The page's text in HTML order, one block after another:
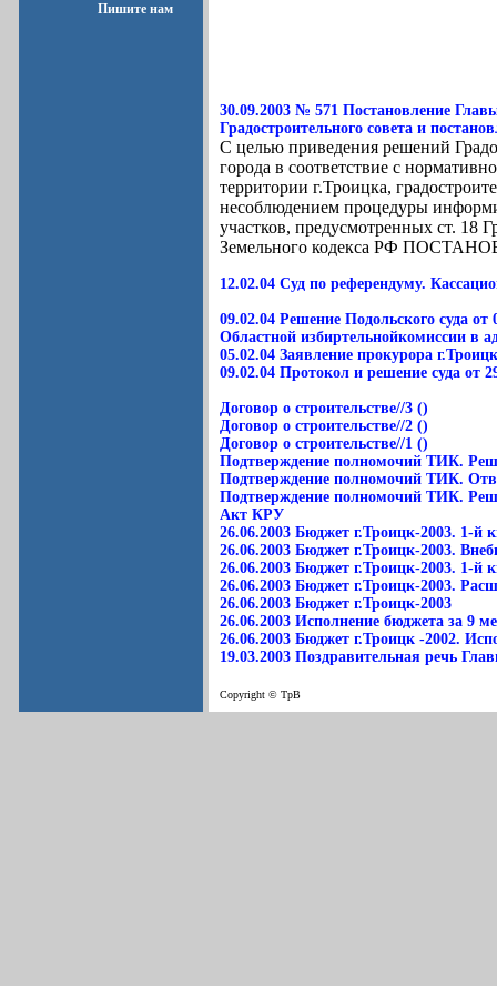
Пишите нам
30.09.2003 № 571 Постановление
Градостроительного совета и
С целью приведения решений
города в соответствие с
территории г.Троицка,
несоблюдением процедуры
участков, предусмотренных ст. 18
Земельного кодекса РФ
12.02.04 Суд по референдуму.
09.02.04 Решение Подольского суда
Областной избиртельнойкомиссии в
05.02.04 Заявление прокурора
09.02.04 Протокол и решение суда от
Договор о строительстве//3 ()
Договор о строительстве//2 ()
Договор о строительстве//1 ()
Подтверждение полномочий ТИК.
Подтверждение полномочий ТИК.
Подтверждение полномочий ТИК.
Акт КРУ
26.06.2003 Бюджет г.Троицк-2003. 1-й
26.06.2003 Бюджет г.Троицк-2003.
26.06.2003 Бюджет г.Троицк-2003. 1-й
26.06.2003 Бюджет г.Троицк-2003.
26.06.2003 Бюджет г.Троицк-2003
26.06.2003 Исполнение бюджета за 9
26.06.2003 Бюджет г.Троицк -2002.
19.03.2003 Поздравительная речь
Copyright © ТрВ